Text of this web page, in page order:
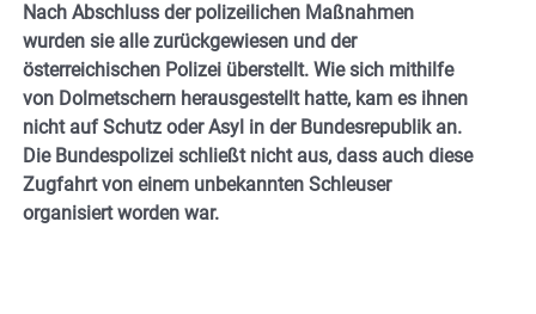
Nach Abschluss der polizeilichen Maßnahmen
wurden sie alle zurückgewiesen und der
österreichischen Polizei überstellt. Wie sich mithilfe
von Dolmetschern herausgestellt hatte, kam es ihnen
nicht auf Schutz oder Asyl in der Bundesrepublik an.
Die Bundespolizei schließt nicht aus, dass auch diese
Zugfahrt von einem unbekannten Schleuser
organisiert worden war.